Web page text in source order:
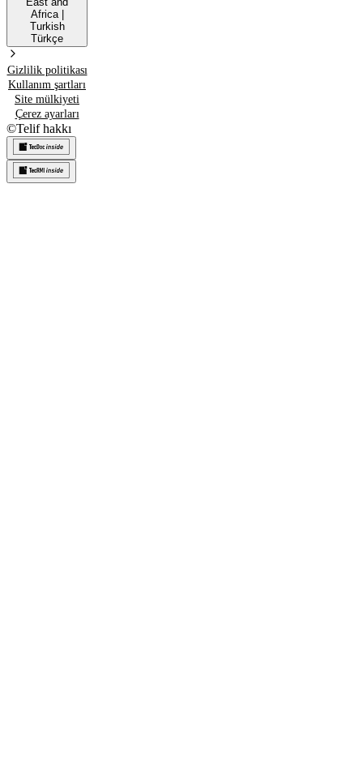
Africa|
Turkish
Türkçe
Gizlilik politikası
Kullanım şartları
Site mülkiyeti
Çerez ayarları
©Telif hakkı